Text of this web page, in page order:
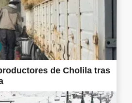
de Cholila tras